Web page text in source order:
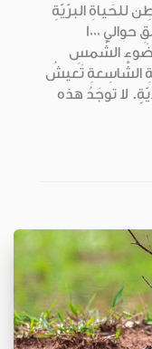
للحَياةِ البرّيّةِ
في الكُرةِ الأَرضيةِ. تحتَ عُمقِ حوالي 1000
ضَوءِ الشَّمسِ
الشّاسِعةِ تَعيشُ
لا توجَدُ هذه